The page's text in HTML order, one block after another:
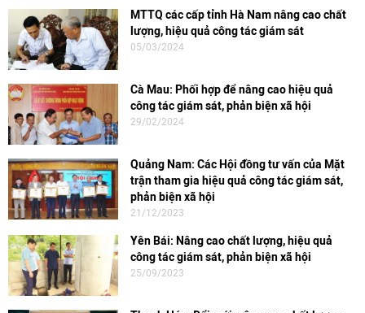
MTTQ các cấp tỉnh Hà Nam nâng cao chất
lượng, hiệu quả công tác giám sát
05/03/2024
Cà Mau: Phối hợp để nâng cao hiệu quả
công tác giám sát, phản biện xã hội
29/02/2024
Quảng Nam: Các Hội đồng tư vấn của Mặt
trận tham gia hiệu quả công tác giám sát,
phản biện xã hội
21/12/2023
Yên Bái: Nâng cao chất lượng, hiệu quả
công tác giám sát, phản biện xã hội
25/09/2023